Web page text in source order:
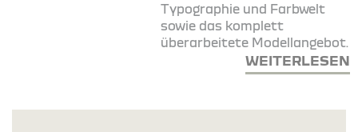
Typographie und Farbwelt
sowie das komplett
überarbeitete Modellangebot.
WEITERLESEN